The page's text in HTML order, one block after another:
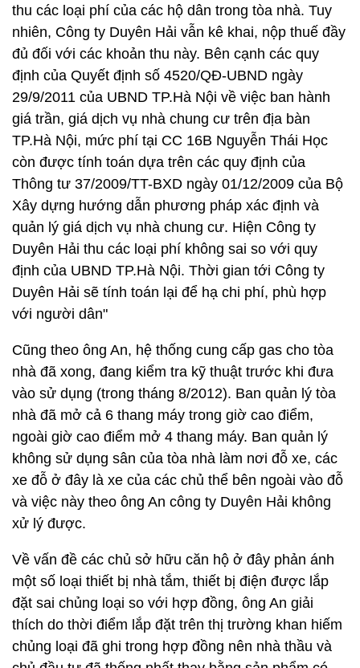
thu các loại phí của các hộ dân trong tòa nhà. Tuy
nhiên, Công ty Duyên Hải vẫn kê khai, nộp thuế đầy
đủ đối với các khoản thu này. Bên cạnh các quy
định của Quyết định số 4520/QĐ-UBND ngày
29/9/2011 của UBND TP.Hà Nội về việc ban hành
giá trần, giá dịch vụ nhà chung cư trên địa bàn
TP.Hà Nội, mức phí tại CC 16B Nguyễn Thái Học
còn được tính toán dựa trên các quy định của
Thông tư 37/2009/TT-BXD ngày 01/12/2009 của Bộ
Xây dựng hướng dẫn phương pháp xác định và
quản lý giá dịch vụ nhà chung cư. Hiện Công ty
Duyên Hải thu các loại phí không sai so với quy
định của UBND TP.Hà Nội. Thời gian tới Công ty
Duyên Hải sẽ tính toán lại để hạ chi phí, phù hợp
với người dân"
Cũng theo ông An, hệ thống cung cấp gas cho tòa
nhà đã xong, đang kiểm tra kỹ thuật trước khi đưa
vào sử dụng (trong tháng 8/2012). Ban quản lý tòa
nhà đã mở cả 6 thang máy trong giờ cao điểm,
ngoài giờ cao điểm mở 4 thang máy. Ban quản lý
không sử dụng sân của tòa nhà làm nơi đỗ xe, các
xe đỗ ở đây là xe của các chủ thể bên ngoài vào đỗ
và việc này theo ông An công ty Duyên Hải không
xử lý được.
Về vấn đề các chủ sở hữu căn hộ ở đây phản ánh
một số loại thiết bị nhà tắm, thiết bị điện được lắp
đặt sai chủng loại so với hợp đồng, ông An giải
thích do thời điểm lắp đặt trên thị trường khan hiếm
chủng loại đã ghi trong hợp đồng nên nhà thầu và